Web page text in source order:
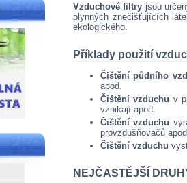
Vzduchové filtry jsou
plynných znečišťujících
ekologického.
Příklady použití
Čištění půdního
apod.
Čištění vzduchu v
vznikají apod.
Čištění vzduchu
provzdušňovačů apod.
Čištění vzduchu
NEJČASTĚJŠÍ